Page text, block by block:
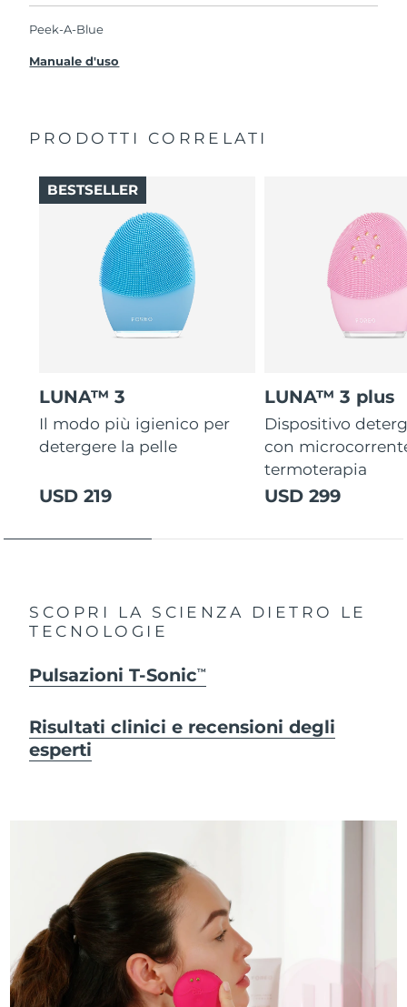
Peek-A-Blue
Manuale d'uso
PRODOTTI CORRELATI
LUNA™ 3
Il modo più igienico per
detergere la pelle
USD 219
BESTSELLER
LUNA™ 3 plus
Dispositivo
con
termoterapia
USD 299
SCOPRI LA SCIENZA DIETRO LE
TECNOLOGIE
Pulsazioni T-SonicTM
Risultati clinici e recensioni degli
esperti